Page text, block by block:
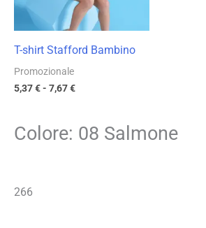
T-shirt Stafford Bambino
Promozionale
5,37€- 7,67€
Colore: 08 Salmone
266